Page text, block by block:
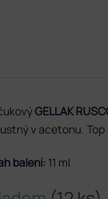
GELLAK
v acetonu.
balení: 11 ml